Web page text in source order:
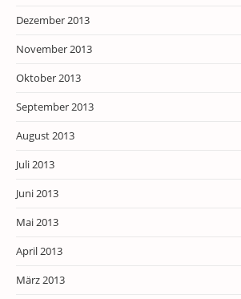
Dezember 2013
November 2013
Oktober 2013
September 2013
August 2013
Juli 2013
Juni 2013
Mai 2013
April 2013
März 2013